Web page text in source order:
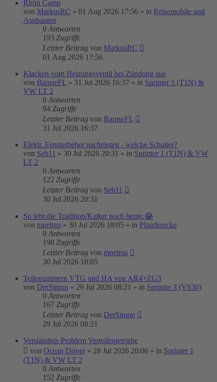
Rhön Camp
von MarkusRC » 01 Aug 2026 17:56 » in Reisemobile und
Ausbauten
0 Antworten
193 Zugriffe
Letzter Beitrag von MarkusRC
01 Aug 2026 17:56
Klacken vom Heizungsventil bei Zündung aus
von BamseFL » 31 Jul 2026 16:37 » in Sprinter 1 (T1N) &
VW LT 2
0 Antworten
94 Zugriffe
Letzter Beitrag von BamseFL
31 Jul 2026 16:37
Elektr. Fensterheber nachrüsten - welche Schalter?
von Seb11 » 30 Jul 2026 20:31 » in Sprinter 1 (T1N) & VW
LT 2
0 Antworten
122 Zugriffe
Letzter Beitrag von Seb11
30 Jul 2026 20:31
So lebt die Tradition/Kultur noch heute.😂
von mpetrus » 30 Jul 2026 18:05 » in Plauderecke
0 Antworten
198 Zugriffe
Letzter Beitrag von mpetrus
30 Jul 2026 18:05
Teilenummern VTG und HA von AR4+ZG3
von DerSimon » 29 Jul 2026 08:21 » in Sprinter 3 (VS30)
0 Antworten
167 Zugriffe
Letzter Beitrag von DerSimon
29 Jul 2026 08:21
Verständnis Problem Verteilergetriebe
von Ocean Driver » 28 Jul 2026 20:06 » in Sprinter 1
(T1N) & VW LT 2
0 Antworten
152 Zugriffe